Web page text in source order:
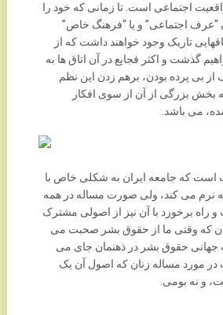
اجتماعی است. تا زمانی که خود را
اجتماعی” و یا “فرهنگ خاص”
تاریک وجود خواهند داشت که از
گذشت و اکثر فجایع در آن اتاق ها به
از بی پرده بودن، برهم زدن این نظم
بخش بزرگی از آن از سوی افکار
می باشد.
است که جامعه ایران به شکلی خاص با
نرم می کند، ولی صورت مساله در همه
راه برخورد با آن نیز از اصولی مشترک
که وقتی ما از حقوق بشر صحبت می
جهانی حقوق بشر در ذهنمان جای می
در مورد مساله زنان که اصول آن یک
و نه بومی.